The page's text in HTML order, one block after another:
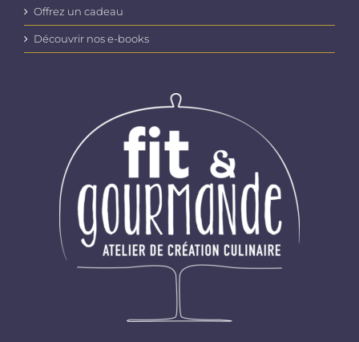
Offrez un cadeau
Découvrir nos e-books